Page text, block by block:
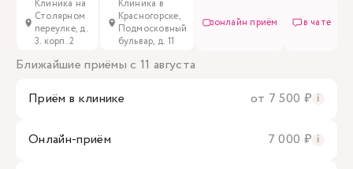
Клиника на
Столярном
переулке, д.
3. корп. 2
Клиника в
Красногорске,
Подмосковный
бульвар, д. 11
онлайн приём в чате
Ближайшие приёмы с 11 августа
Приём в клинике
от 7 500 ₽ i
Онлайн-приём 7 000 ₽ i